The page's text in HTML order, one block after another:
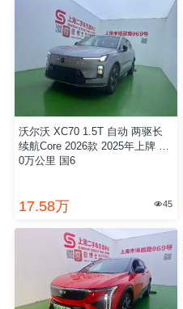
沃尔沃 XC70 1.5T 自动 两驱长
续航Core 2026款 2025年上牌 2.
0万公里 国6
17.58万 45